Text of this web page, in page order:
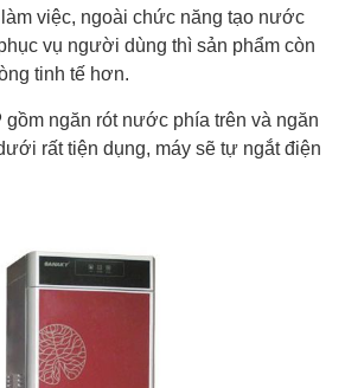
việc, ngoài chức năng tạo nước
vụ người dùng thì sản phẩm còn
tinh tế hơn.
gồm ngăn rót nước phía trên và ngăn
rất tiện dụng, máy sẽ tự ngắt điện